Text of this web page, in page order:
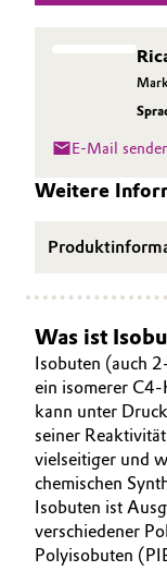
Industrial
Lubricants &
Oil & Gas,
Personal Care
Pharma &
Plastics &
Pulp, Paper &
Investor
E-Mail
Weitere
Was ist
Isobuten (auch
ein isomerer C4-
kann unter
seiner
vielseitiger und
chemischen
Isobuten ist
verschiedener
Polyisobuten